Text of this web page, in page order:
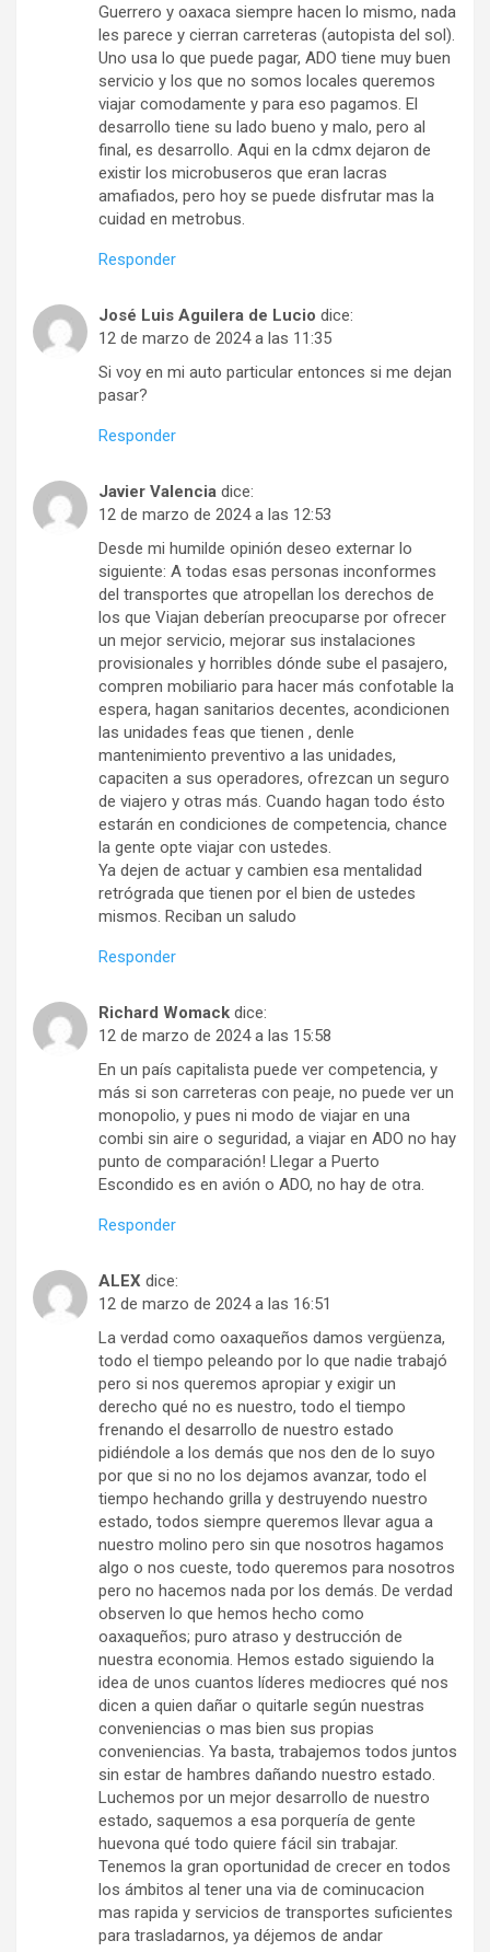
Guerrero y oaxaca siempre hacen lo mismo, nada
les parece y cierran carreteras (autopista del sol).
Uno usa lo que puede pagar, ADO tiene muy buen
servicio y los que no somos locales queremos
viajar comodamente y para eso pagamos. El
desarrollo tiene su lado bueno y malo, pero al
final, es desarrollo. Aqui en la cdmx dejaron de
existir los microbuseros que eran lacras
amafiados, pero hoy se puede disfrutar mas la
cuidad en metrobus.
Responder
José Luis Aguilera de Lucio dice:
12 de marzo de 2024 a las 11:35
Si voy en mi auto particular entonces si me dejan
pasar?
Responder
Javier Valencia dice:
12 de marzo de 2024 a las 12:53
Desde mi humilde opinión deseo externar lo
siguiente: A todas esas personas inconformes
del transportes que atropellan los derechos de
los que Viajan deberían preocuparse por ofrecer
un mejor servicio, mejorar sus instalaciones
provisionales y horribles dónde sube el pasajero,
compren mobiliario para hacer más confotable la
espera, hagan sanitarios decentes, acondicionen
las unidades feas que tienen , denle
mantenimiento preventivo a las unidades,
capaciten a sus operadores, ofrezcan un seguro
de viajero y otras más. Cuando hagan todo ésto
estarán en condiciones de competencia, chance
la gente opte viajar con ustedes.
Ya dejen de actuar y cambien esa mentalidad
retrógrada que tienen por el bien de ustedes
mismos. Reciban un saludo
Responder
Richard Womack dice:
12 de marzo de 2024 a las 15:58
En un país capitalista puede ver competencia, y
más si son carreteras con peaje, no puede ver un
monopolio, y pues ni modo de viajar en una
combi sin aire o seguridad, a viajar en ADO no hay
punto de comparación! Llegar a Puerto
Escondido es en avión o ADO, no hay de otra.
Responder
ALEX dice:
12 de marzo de 2024 a las 16:51
La verdad como oaxaqueños damos vergüenza,
todo el tiempo peleando por lo que nadie trabajó
pero si nos queremos apropiar y exigir un
derecho qué no es nuestro, todo el tiempo
frenando el desarrollo de nuestro estado
pidiéndole a los demás que nos den de lo suyo
por que si no no los dejamos avanzar, todo el
tiempo hechando grilla y destruyendo nuestro
estado, todos siempre queremos llevar agua a
nuestro molino pero sin que nosotros hagamos
algo o nos cueste, todo queremos para nosotros
pero no hacemos nada por los demás. De verdad
observen lo que hemos hecho como
oaxaqueños; puro atraso y destrucción de
nuestra economia. Hemos estado siguiendo la
idea de unos cuantos líderes mediocres qué nos
dicen a quien dañar o quitarle según nuestras
conveniencias o mas bien sus propias
conveniencias. Ya basta, trabajemos todos juntos
sin estar de hambres dañando nuestro estado.
Luchemos por un mejor desarrollo de nuestro
estado, saquemos a esa porquería de gente
huevona qué todo quiere fácil sin trabajar.
Tenemos la gran oportunidad de crecer en todos
los ámbitos al tener una via de cominucacion
mas rapida y servicios de transportes suficientes
para trasladarnos, ya déjemos de andar